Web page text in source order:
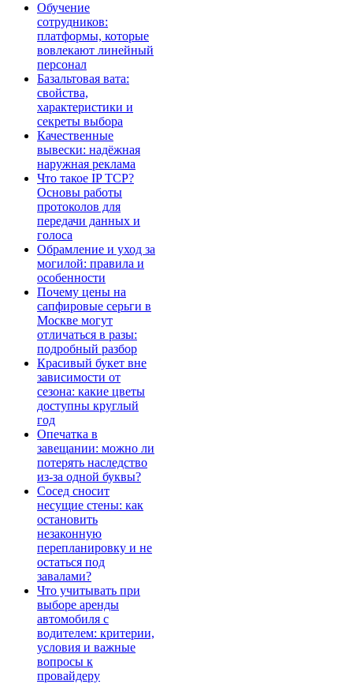
Обучение
сотрудников:
платформы, которые
вовлекают линейный
персонал
Базальтовая вата:
свойства,
характеристики и
секреты выбора
Качественные
вывески: надёжная
наружная реклама
Что такое IP TCP?
Основы работы
протоколов для
передачи данных и
голоса
Обрамление и уход за
могилой: правила и
особенности
Почему цены на
сапфировые серьги в
Москве могут
отличаться в разы:
подробный разбор
Красивый букет вне
зависимости от
сезона: какие цветы
доступны круглый
год
Опечатка в
завещании: можно ли
потерять наследство
из-за одной буквы?
Сосед сносит
несущие стены: как
остановить
незаконную
перепланировку и не
остаться под
завалами?
Что учитывать при
выборе аренды
автомобиля с
водителем: критерии,
условия и важные
вопросы к
провайдеру